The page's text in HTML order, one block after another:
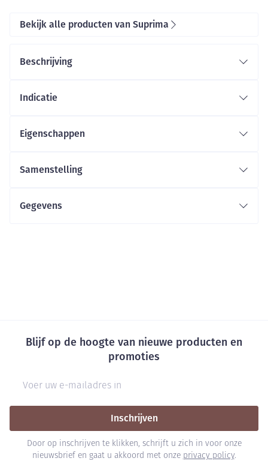
Bekijk alle producten van Suprima
Beschrijving
Indicatie
Eigenschappen
Samenstelling
Gegevens
Blijf op de hoogte van nieuwe producten en
promoties
Inschrijven
Door op inschrijven te klikken, schrijft u zich in voor onze
nieuwsbrief en gaat u akkoord met onze privacy policy.